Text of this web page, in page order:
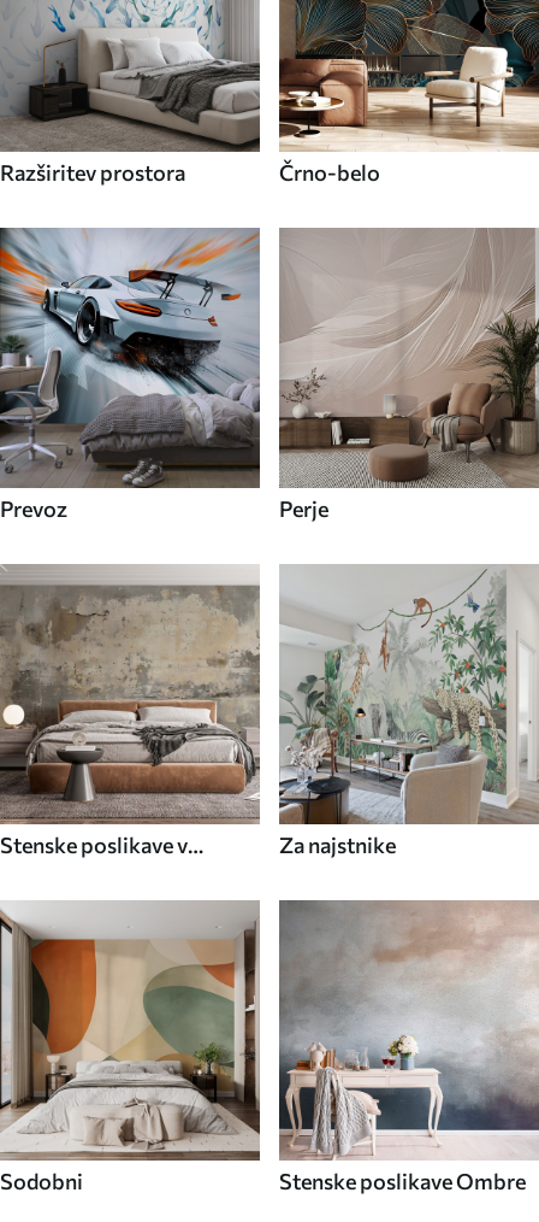
Razširitev prostora Črno-belo
Prevoz Perje
Stenske poslikave v
Za najstnike
Sodobni Stenske poslikave Ombre